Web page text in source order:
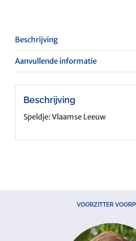
Beschrijving
Aanvullende informatie
Beschrijving
Speldje: Vlaamse Leeuw
VOORZITTER